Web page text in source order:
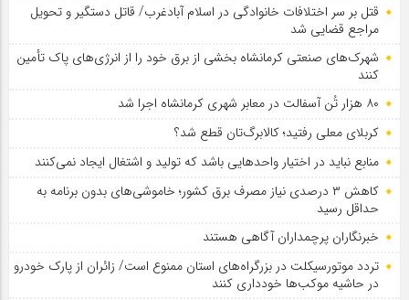
قتل بر سر اختلافات خانوادگی در اسلام آبادغرب/ قاتل دستگیر و تحویل
مراجع قضایی شد
شهرک‌های صنعتی کرمانشاه بخشی از برق خود را از انرژی‌های پاک تأمین
کنند
۸۰ هزار تُن آسفالت در معابر شهری کرمانشاه اجرا شد
کربلای معلی رفتید؛ کالابرگ‌تان قطع شد؟
منابع نباید در اختیار واحدهایی باشد که تولید و اشتغال ایجاد نمی‌کنند
کاهش ۳ درصدی نیاز مصرف برق کشور؛ خاموشی‌های بدون برنامه به
حداقل رسید
خبرنگاران پرچمداران آگاهی هستند
تردد موتورسیکلت در بزرگراه‌های استان ممنوع است/ زائران از پارک خودرو
در حاشیه موکب‌ها خودداری کنند